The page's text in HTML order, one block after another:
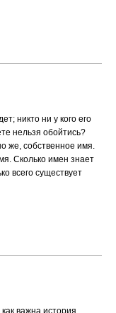
никто ни у кого его
нельзя обойтись?
же, собственное имя.
Сколько имен знает
всего существует
важна история.